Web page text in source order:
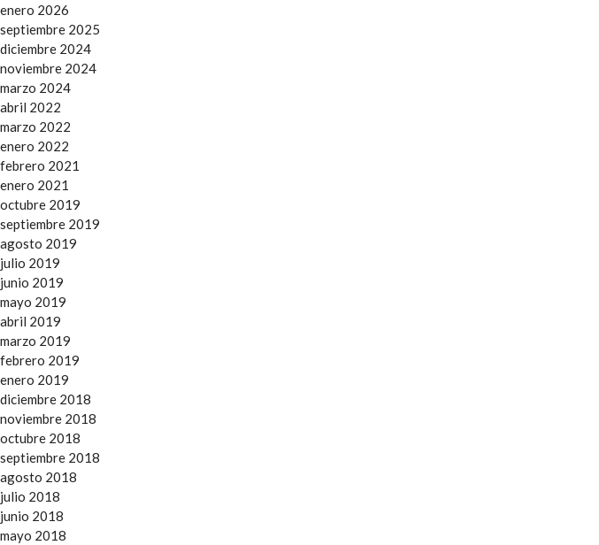
enero 2026
septiembre 2025
diciembre 2024
noviembre 2024
marzo 2024
abril 2022
marzo 2022
enero 2022
febrero 2021
enero 2021
octubre 2019
septiembre 2019
agosto 2019
julio 2019
junio 2019
mayo 2019
abril 2019
marzo 2019
febrero 2019
enero 2019
diciembre 2018
noviembre 2018
octubre 2018
septiembre 2018
agosto 2018
julio 2018
junio 2018
mayo 2018